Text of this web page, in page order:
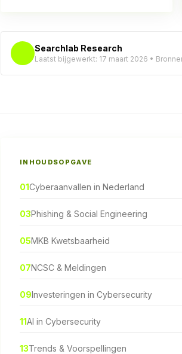
Searchlab Research
Laatst bijgewerkt: 17 maart 2026 •
INHOUDSOPGAVE
01Cyberaanvallen in Nederland
03Phishing & Social Engineering
05MKB Kwetsbaarheid
07NCSC & Meldingen
09Investeringen in Cybersecurity
11AI in Cybersecurity
13Trends & Voorspellingen